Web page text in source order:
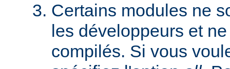
Certains modules ne
les développeurs et
compilés. Si vous